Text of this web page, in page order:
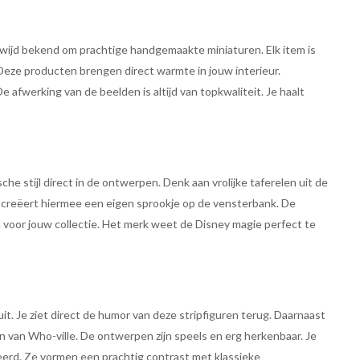
bekend om prachtige handgemaakte miniaturen. Elk item is
producten brengen direct warmte in jouw interieur.
afwerking van de beelden is altijd van topkwaliteit. Je haalt
stijl direct in de ontwerpen. Denk aan vrolijke taferelen uit de
hiermee een eigen sprookje op de vensterbank. De
jouw collectie. Het merk weet de Disney magie perfect te
Je ziet direct de humor van deze stripfiguren terug. Daarnaast
Who-ville. De ontwerpen zijn speels en erg herkenbaar. Je
Ze vormen een prachtig contrast met klassieke